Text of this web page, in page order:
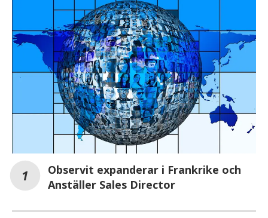
Observit expanderar i Frankrike och
Anställer Sales Director